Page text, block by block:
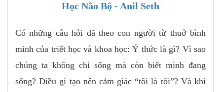
Học Não Bộ - Anil Seth
Có những câu hỏi đã theo con người từ thuở bình
minh của triết học và khoa học: Ý thức là gì? Vì sao
chúng ta không chỉ sống mà còn biết mình đang
sống? Điều gì tạo nên cảm giác “tôi là tôi”? Và khi